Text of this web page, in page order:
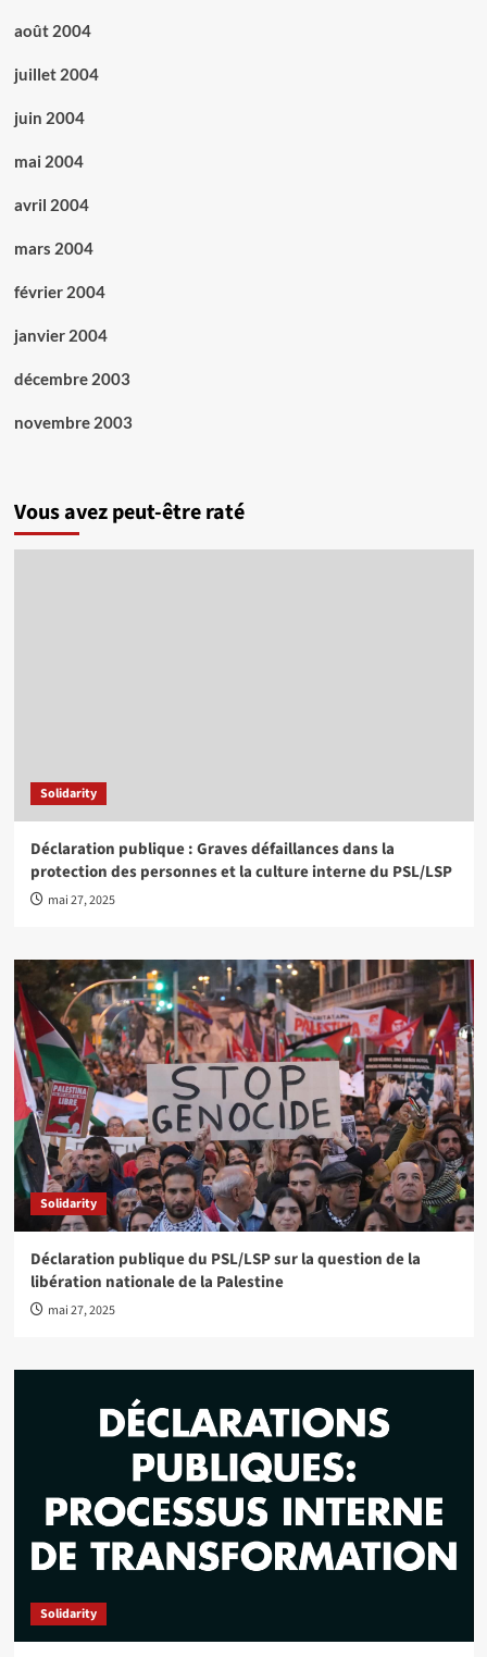
août 2004
juillet 2004
juin 2004
mai 2004
avril 2004
mars 2004
février 2004
janvier 2004
décembre 2003
novembre 2003
Vous avez peut-être raté
Solidarity
Déclaration publique : Graves défaillances dans la
protection des personnes et la culture interne du PSL/LSP
mai 27, 2025
Solidarity
Déclaration publique du PSL/LSP sur la question de la
libération nationale de la Palestine
mai 27, 2025
Solidarity